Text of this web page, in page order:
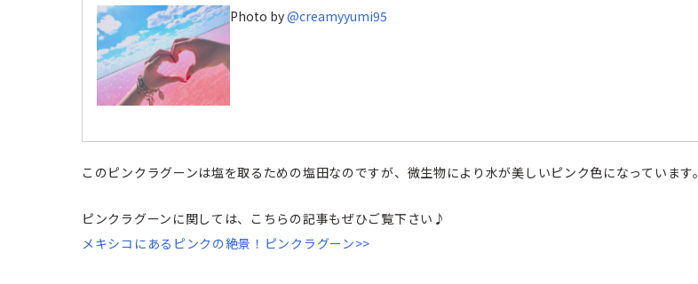
Photo by@creamyyumi95
このピンクラグーンは塩を取るための塩田なのですが、微生物により水が美しいピンク色になっています。
ピンクラグーンに関しては、こちらの記事もぜひご覧下さい♪
メキシコにあるピンクの絶景！ピンクラグーン>>